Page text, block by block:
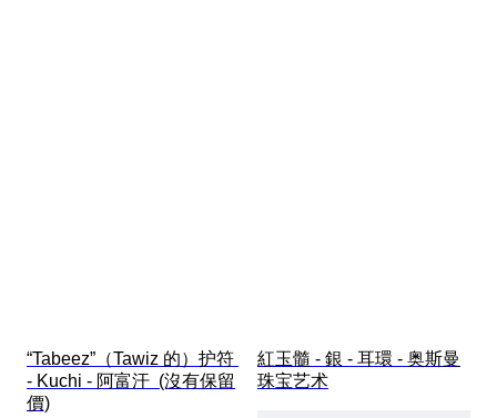
“Tabeez”（Tawiz 的）护符
- Kuchi - 阿富汗  (沒有保留
價)
紅玉髓 - 銀 - 耳環 - 奥斯曼
珠宝艺术